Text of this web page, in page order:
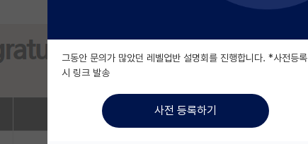
그동안 문의가 많았던 레벨업반 설명회를 진행합니다. *사전등록
시 링크 발송
사전 등록하기